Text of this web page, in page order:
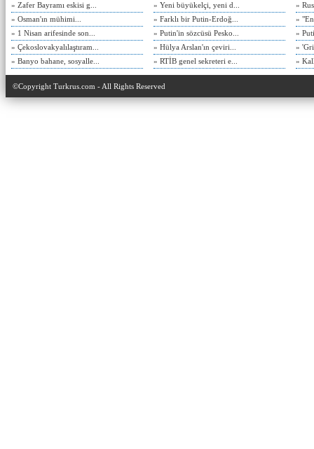
» Zafer Bayramı eskisi g...
» Osman'ın mühimi...
» 1 Nisan arifesinde son...
» Çekoslovakyalılaştıram...
» Banyo bahane, sosyalle...
» Yeni büyükelçi, yeni d...
» Farklı bir Putin-Erdoğ...
» Putin'in sözcüsü Pesko...
» Hülya Arslan'ın çeviri...
» RTİB genel sekreteri e...
»
»
»
»
»
©Copyright Turkrus.com - All Rights Reserved